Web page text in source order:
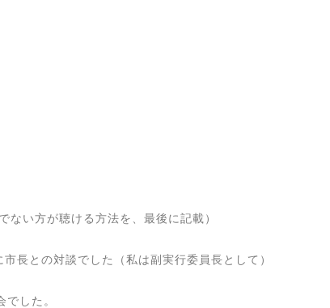
い方が聴ける方法を、最後に記載）
長との対談でした（私は副実行委員長として）
した。